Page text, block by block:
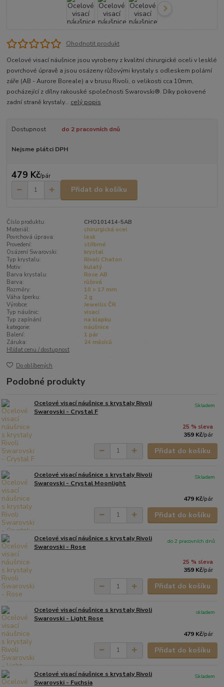
Ohodnotit produkt
Ocelové visací náušnice jsou vyrobeny z kvalitní chirurgické oceli v lesklé
povrchové úpravě a jsou osázeny růžovými krystaly s odleskem polární
záře (AB - Aurore Boreale) a v brusu Rivoli, o velikosti cca 10mm,
pocházející z dílny rakouské společnosti Swarovski®. Díky pokovené
zadní straně krystaly... celý popis
Dostupnost do 2 pracovních dnů
Nejsme plátci DPH
479 Kč/pár
Přidat do košíku
Číslo produktu:
CHO101414-5AB
Materiál:
chirurgická ocel
Povrchová úprava:
lesk
Provedení:
stříbrné
Osázení Swarovski:
krystal
Typ krystalu:
Rivoli Chaton
Motiv:
kulatý
Barva krystalu:
Rose AB
Barva:
růžová
Rozměry:
10 × 17 mm
Váha šperku:
2 g
Výrobce:
Jewellis ČR
Typ náušnic:
visací
Typ zapínání:
na klapku
kategorie:
náušnice
Balení:
1 pár
Záruka:
24 měsíců
Hlídat cenu / dostupnost
Do oblíbených
Podobné produkty
Ocelové visací náušnice s krystaly Rivoli
Swarovski - Crystal F
25 % sleva
359 Kč/pár
Skladem
Přidat do košíku
Ocelové visací náušnice s krystaly Rivoli
Swarovski - Crystal Moonlight
479 Kč/pár
Skladem
Přidat do košíku
Ocelové visací náušnice s krystaly Rivoli
Swarovski - Rose
25 % sleva
359 Kč/pár
do 2 pracovních dnů
Přidat do košíku
Ocelové visací náušnice s krystaly Rivoli
Swarovski - Light Rose
479 Kč/pár
skladem
Přidat do košíku
Ocelové visací náušnice s krystaly Rivoli
Swarovski - Fuchsia
Skladem